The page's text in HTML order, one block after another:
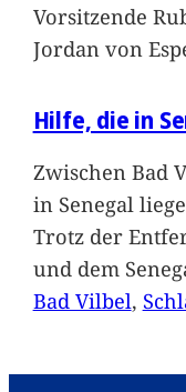
Vorsitzende
Jordan von
Hilfe, die in
Zwischen Bad
in Senegal
Trotz der
und dem
Bad Vilbel,